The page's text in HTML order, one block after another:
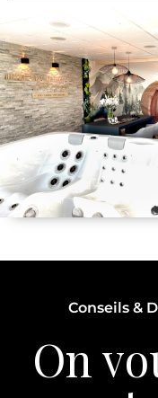
Conseils &
On